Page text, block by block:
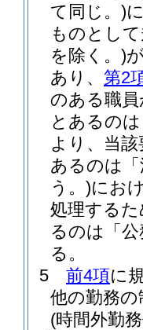
て同じ。)
ものとし
を除く。)
あり、 第2
のある職
とあるの
より、当
あるのは
う。)にお
処理する
るのは「
る。
5
前4項に
他の勤務
(時間外勤